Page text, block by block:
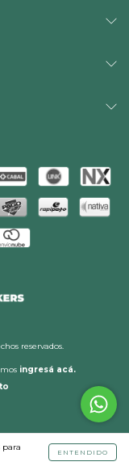
para
ENTENDIDO
reservados.
ingresá acá.